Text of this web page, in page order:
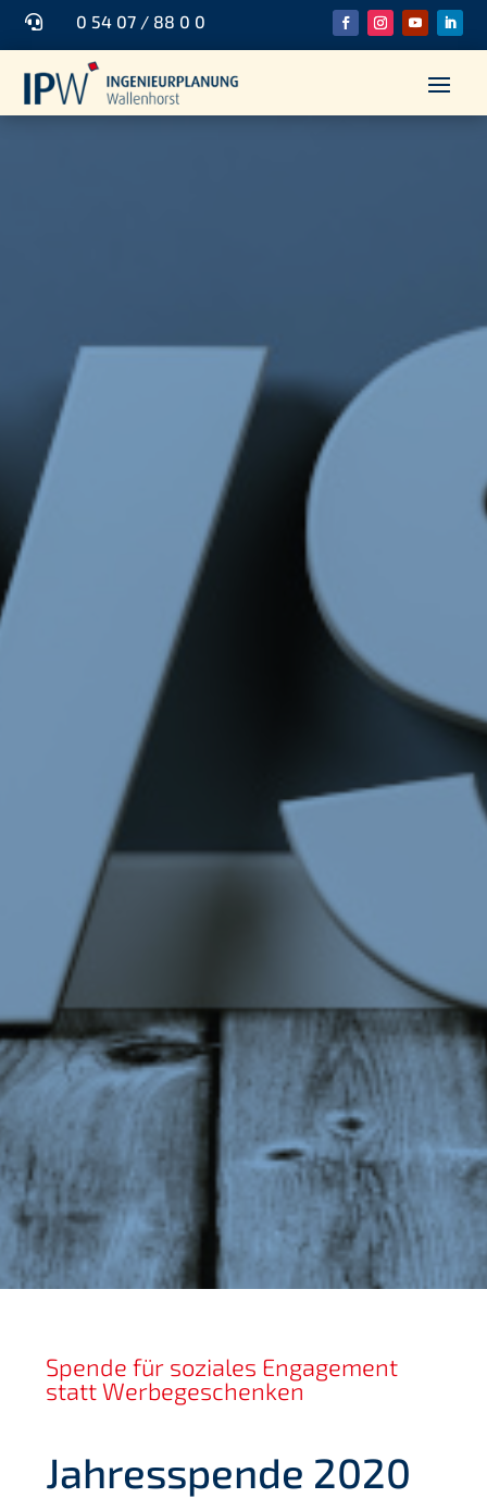
 0 54 07 / 88 0 0
Spende für soziales Engagement
statt Werbegeschenken
Jahresspende 2020